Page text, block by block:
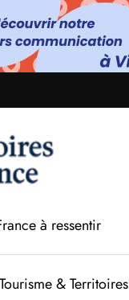
à ressentir
Tourisme & Territoires